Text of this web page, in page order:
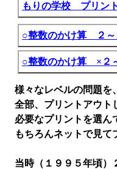
もりの学校 プリン
○整数のかけ算 ２～
○整数のかけ算 ×２
様々なレベルの問題を
全部、プリントアウト
必要なプリントを選ん
もちろんネットで見て
当時（１９９５年頃）